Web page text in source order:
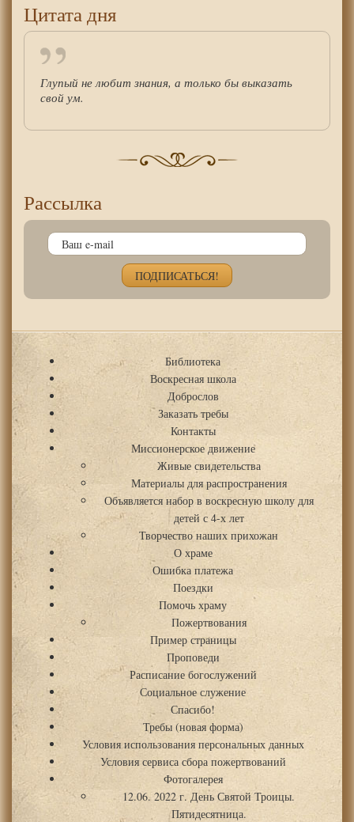
Цитата дня
Глупый не любит знания, а только бы выказать
свой ум.
Рассылка
Библиотека
Воскресная школа
Доброслов
Заказать требы
Контакты
Миссионерское движение
Живые свидетельства
Материалы для распространения
Объявляется набор в воскресную школу для
детей с 4-х лет
Творчество наших прихожан
О храме
Ошибка платежа
Поездки
Помочь храму
Пожертвования
Пример страницы
Проповеди
Расписание богослужений
Социальное служение
Спасибо!
Требы (новая форма)
Условия использования персональных данных
Условия сервиса сбора пожертвований
Фотогалерея
12.06. 2022 г. День Святой Троицы.
Пятидесятница.